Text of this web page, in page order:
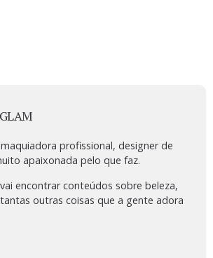
profissional, designer de
apaixonada pelo que faz.
encontrar conteúdos sobre beleza,
outras coisas que a gente adora